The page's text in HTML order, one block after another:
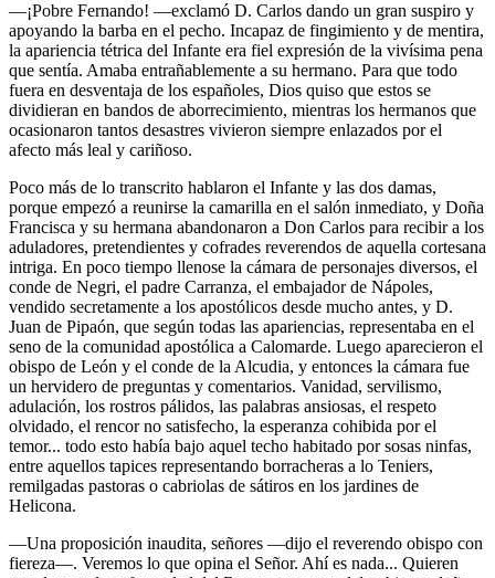
—¡Pobre Fernando! —exclamó D. Carlos dando un gran suspiro y
apoyando la barba en el pecho. Incapaz de fingimiento y de mentira,
la apariencia tétrica del Infante era fiel expresión de la vivísima pena
que sentía. Amaba entrañablemente a su hermano. Para que todo
fuera en desventaja de los españoles, Dios quiso que estos se
dividieran en bandos de aborrecimiento, mientras los hermanos que
ocasionaron tantos desastres vivieron siempre enlazados por el
afecto más leal y cariñoso.
Poco más de lo transcrito hablaron el Infante y las dos damas,
porque empezó a reunirse la camarilla en el salón inmediato, y Doña
Francisca y su hermana abandonaron a Don Carlos para recibir a los
aduladores, pretendientes y cofrades reverendos de aquella cortesana
intriga. En poco tiempo llenose la cámara de personajes diversos, el
conde de Negri, el padre Carranza, el embajador de Nápoles,
vendido secretamente a los apostólicos desde mucho antes, y D.
Juan de Pipaón, que según todas las apariencias, representaba en el
seno de la comunidad apostólica a Calomarde. Luego aparecieron el
obispo de León y el conde de la Alcudia, y entonces la cámara fue
un hervidero de preguntas y comentarios. Vanidad, servilismo,
adulación, los rostros pálidos, las palabras ansiosas, el respeto
olvidado, el rencor no satisfecho, la esperanza cohibida por el
temor... todo esto había bajo aquel techo habitado por sosas ninfas,
entre aquellos tapices representando borracheras a lo Teniers,
remilgadas pastoras o cabriolas de sátiros en los jardines de
Helicona.
—Una proposición inaudita, señores —dijo el reverendo obispo con
fiereza—. Veremos lo que opina el Señor. Ahí es nada... Quieren